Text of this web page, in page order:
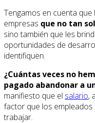
Tengamos en cuenta
empresas que no tan
sino también que les
oportunidades de
identifiquen.
¿Cuántas veces no
pagado abandonar a
manifiesto que el salario,
factor que los
trabajar.